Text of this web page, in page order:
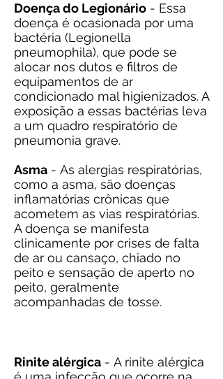
Doença do Legionário - Essa
doença é ocasionada por uma
bactéria (Legionella
pneumophila), que pode se
alocar nos dutos e filtros de
equipamentos de ar
condicionado mal higienizados. A
exposição a essas bactérias leva
a um quadro respiratório de
pneumonia grave.
Asma - As alergias respiratórias,
como a asma, são doenças
inflamatórias crônicas que
acometem as vias respiratórias.
A doença se manifesta
clinicamente por crises de falta
de ar ou cansaço, chiado no
peito e sensação de aperto no
peito, geralmente
acompanhadas de tosse.
Rinite alérgica - A rinite alérgica